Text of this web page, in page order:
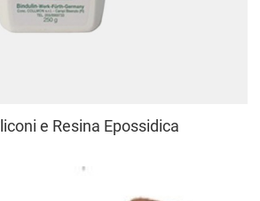
e Resina Epossidica